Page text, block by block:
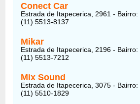
Conect Car
Estrada de Itapecerica, 2961 -
(11) 5513-8137
Mikar
Estrada de Itapecerica, 2196 -
(11) 5513-7212
Mix Sound
Estrada de Itapecerica, 3075 -
(11) 5510-1829